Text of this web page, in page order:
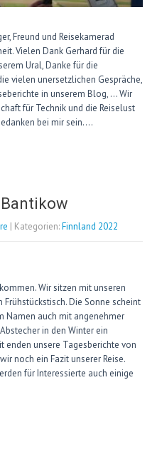
Freund und Reisekamerad
Vielen Dank Gerhard für die
Ural, Danke für die
vielen unersetzlichen Gespräche,
in unserem Blog, … Wir
für Technik und die Reiselust
bei mir sein….
| Kategorien:Finnland 2022
Wir sitzen mit unseren
Die Sonne scheint
Namen auch mit angenehmer
in den Winter ein
enden unsere Tagesberichte von
noch ein Fazit unserer Reise.
für Interessierte auch einige